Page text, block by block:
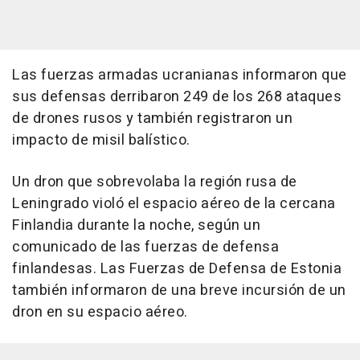
Las fuerzas armadas ucranianas informaron que
sus defensas derribaron 249 de los 268 ataques
de drones rusos y también registraron un
impacto de misil balístico.
Un dron que sobrevolaba la región rusa de
Leningrado violó el espacio aéreo de la cercana
Finlandia durante la noche, según un
comunicado de las fuerzas de defensa
finlandesas. Las Fuerzas de Defensa de Estonia
también informaron de una breve incursión de un
dron en su espacio aéreo.